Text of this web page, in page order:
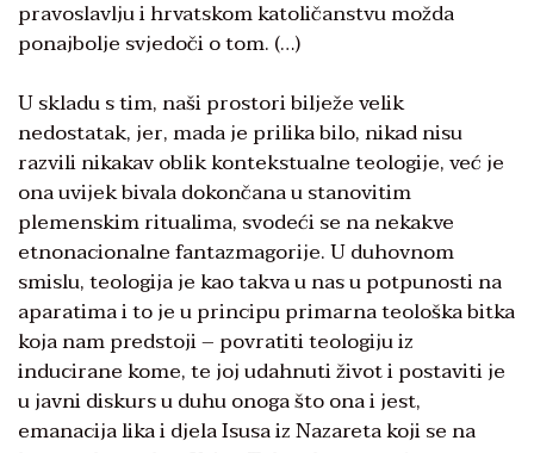
pravoslavlju i hrvatskom katoličanstvu možda
ponajbolje svjedoči o tom. (…)
U skladu s tim, naši prostori bilježe velik
nedostatak, jer, mada je prilika bilo, nikad nisu
razvili nikakav oblik kontekstualne teologije, već je
ona uvijek bivala dokončana u stanovitim
plemenskim ritualima, svodeći se na nekakve
etnonacionalne fantazmagorije. U duhovnom
smislu, teologija je kao takva u nas u potpunosti na
aparatima i to je u principu primarna teološka bitka
koja nam predstoji – povratiti teologiju iz
inducirane kome, te joj udahnuti život i postaviti je
u javni diskurs u duhu onoga što ona i jest,
emanacija lika i djela Isusa iz Nazareta koji se na